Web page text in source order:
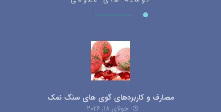
مصارف و کاربردهای گوی های سنگ نمک
جولای ۱۸, ۲۰۲۶